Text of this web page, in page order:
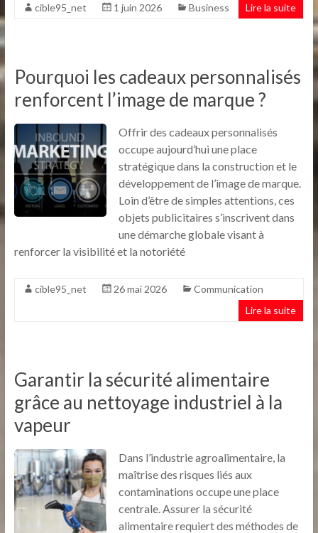
cible95_net 1 juin 2026 Business Lire la suite
Pourquoi les cadeaux personnalisés
renforcent l’image de marque ?
Offrir des cadeaux personnalisés
occupe aujourd’hui une place
stratégique dans la construction et le
développement de l’image de marque.
Loin d’être de simples attentions, ces
objets publicitaires s’inscrivent dans
une démarche globale visant à
renforcer la visibilité et la notoriété
cible95_net 26 mai 2026
Communication
Lire la suite
Garantir la sécurité alimentaire
grâce au nettoyage industriel à la
vapeur
Dans l’industrie agroalimentaire, la
maîtrise des risques liés aux
contaminations occupe une place
centrale. Assurer la sécurité
alimentaire requiert des méthodes de